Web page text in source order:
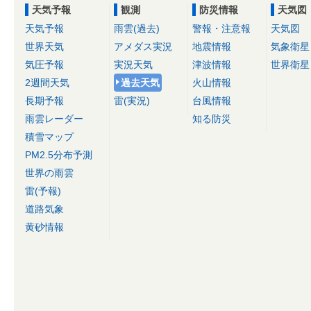
天気予報
天気予報
世界天気
気圧予報
2週間天気
長期予報
雨雲レーダー
積雪マップ
PM2.5分布予測
世界の雨雲
雷(予報)
道路気象
黄砂情報
観測
雨雲(過去)
アメダス実況
実況天気
過去天気
雷(実況)
防災情報
警報・注意報
地震情報
津波情報
火山情報
台風情報
知る防災
天気図
天気図
気象衛星
世界衛星